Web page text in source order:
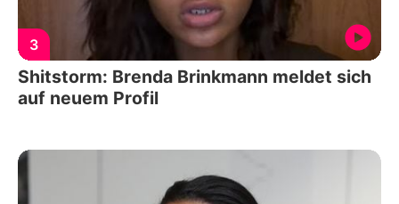
3
Shitstorm: Brenda Brinkmann meldet sich
auf neuem Profil